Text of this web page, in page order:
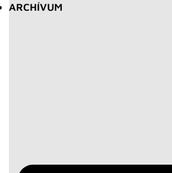
ARCHÍVUM